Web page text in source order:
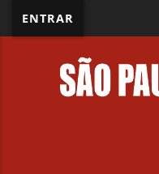
ENTRAR